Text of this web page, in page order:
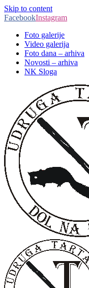
Skip to content
FacebookInstagram
Foto galerije
Video galerija
Foto dana – arhiva
Novosti – arhiva
NK Sloga